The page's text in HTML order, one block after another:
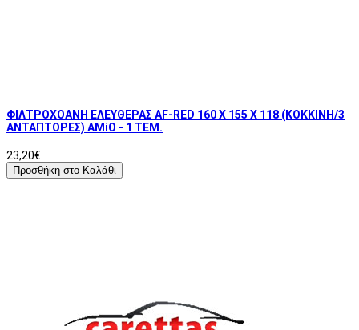
ΦΙΛΤΡΟΧΟΑΝΗ ΕΛΕΥΘΕΡΑΣ AF-RED 160 Χ 155 Χ 118 (ΚΟΚΚΙΝΗ/3
ΑΝΤΑΠΤΟΡΕΣ) AMiO - 1 ΤΕΜ.
23,20€
Προσθήκη στο Καλάθι